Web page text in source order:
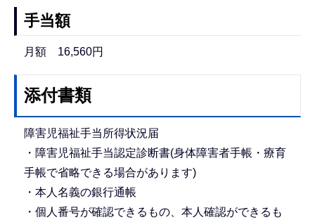
手当額
月額 16,560円
添付書類
障害児福祉手当所得状況届
・障害児福祉手当認定診断書(身体障害者手帳・療育
手帳で省略できる場合があります)
・本人名義の銀行通帳
・個人番号が確認できるもの、本人確認ができるも